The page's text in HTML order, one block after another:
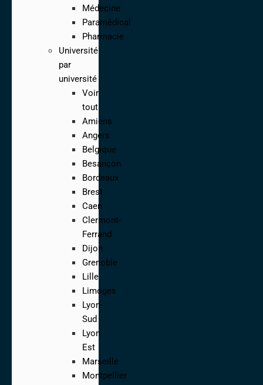
Médecine
Paramédical
Pharmacie
Université
par
université
Voir
tout
Amiens
Angers
Belgique
Besançon
Bordeaux
Brest
Caen
Clermont-
Ferrand
Dijon
Grenoble
Lille
Limoges
Lyon-
Sud
Lyon
Est
Marseille
Montpellier